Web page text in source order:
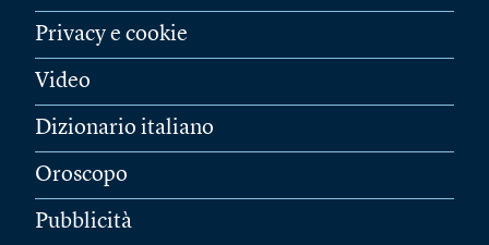
Privacy e cookie
Video
Dizionario italiano
Oroscopo
Pubblicità